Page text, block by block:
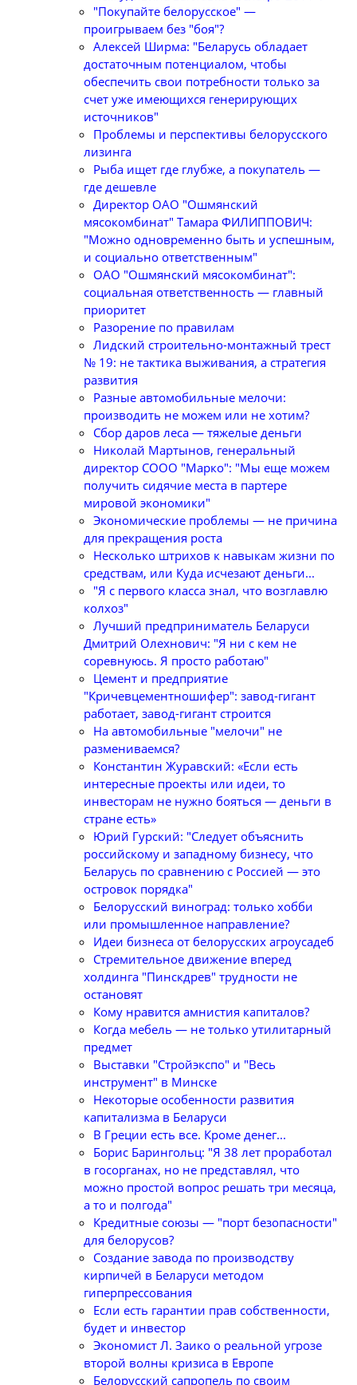
"Покупайте белорусское" —
проигрываем без "боя"?
Алексей Ширма: "Беларусь обладает
достаточным потенциалом, чтобы
обеспечить свои потребности только за
счет уже имеющихся генерирующих
источников"
Проблемы и перспективы белорусского
лизинга
Рыба ищет где глубже, а покупатель —
где дешевле
Директор ОАО "Ошмянский
мясокомбинат" Тамара ФИЛИППОВИЧ:
"Можно одновременно быть и успешным,
и социально ответственным"
ОАО "Ошмянский мясокомбинат":
социальная ответственность — главный
приоритет
Разорение по правилам
Лидский строительно-монтажный трест
№ 19: не тактика выживания, а стратегия
развития
Разные автомобильные мелочи:
производить не можем или не хотим?
Сбор даров леса — тяжелые деньги
Николай Мартынов, генеральный
директор СООО "Марко": "Мы еще можем
получить сидячие места в партере
мировой экономики"
Экономические проблемы — не причина
для прекращения роста
Несколько штрихов к навыкам жизни по
средствам, или Куда исчезают деньги...
"Я с первого класса знал, что возглавлю
колхоз"
Лучший предприниматель Беларуси
Дмитрий Олехнович: "Я ни с кем не
соревнуюсь. Я просто работаю"
Цемент и предприятие
"Кричевцементношифер": завод-гигант
работает, завод-гигант строится
На автомобильные "мелочи" не
размениваемся?
Константин Журавский: «Если есть
интересные проекты или идеи, то
инвесторам не нужно бояться — деньги в
стране есть»
Юрий Гурский: "Следует объяснить
российскому и западному бизнесу, что
Беларусь по сравнению с Россией — это
островок порядка"
Белорусский виноград: только хобби
или промышленное направление?
Идеи бизнеса от белорусских агроусадеб
Стремительное движение вперед
холдинга "Пинскдрев" трудности не
остановят
Кому нравится амнистия капиталов?
Когда мебель — не только утилитарный
предмет
Выставки "Стройэкспо" и "Весь
инструмент" в Минске
Некоторые особенности развития
капитализма в Беларуси
В Греции есть все. Кроме денег...
Борис Барингольц: "Я 38 лет проработал
в госорганах, но не представлял, что
можно простой вопрос решать три месяца,
а то и полгода"
Кредитные союзы — "порт безопасности"
для белорусов?
Создание завода по производству
кирпичей в Беларуси методом
гиперпрессования
Если есть гарантии прав собственности,
будет и инвестор
Экономист Л. Заико о реальной угрозе
второй волны кризиса в Европе
Белорусский сапропель по своим